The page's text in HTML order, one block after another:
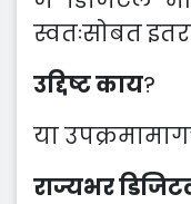
स्वतःसोबत
उद्दिष्ट काय?
या
राज्यभर